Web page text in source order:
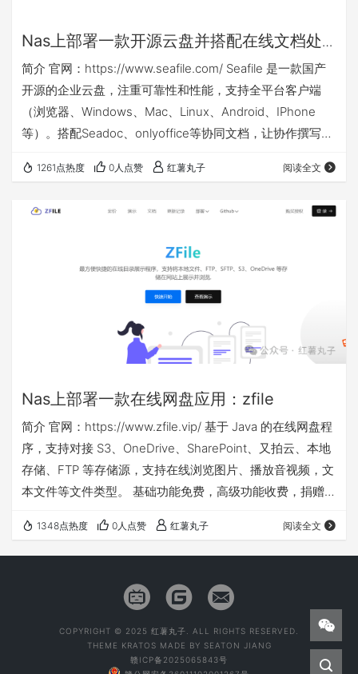
Nas上部署一款开源云盘并搭配在线文档处
理套件：seafile+onlyofficedocs
简介 官网：https://www.seafile.com/ Seafile 是一款国产
开源的企业云盘，注重可靠性和性能，支持全平台客户端
（浏览器、Windows、Mac、Linux、Android、IPhone
等）。搭配Seadoc、onlyoffice等协同文档，让协作撰写、
Nextcloud, ownCloud等，有兴趣的同学可以自己部署看
的官网，而且软件UI还是没有汉化完全，用起来还是没
1261点热度 0人点赞 红薯丸子 阅读全文
Nas上部署一款在线网盘应用：zfile
简介 官网：https://www.zfile.vip/ 基于 Java 的在线网盘程
序，支持对接 S3、OneDrive、SharePoint、又拍云、本地
存储、FTP 等存储源，支持在线浏览图片、播放音视频，文
本文件等文件类型。 基础功能免费，高级功能收费，捐赠版
docker compose环境下 其他nas需对应修改映射目录部署
登录nasip:8080，设置好用户名密码后，需要配置下存储
1348点热度 0人点赞 红薯丸子 阅读全文
COPYRIGHT © 2025 红薯丸子. ALL RIGHTS RESERVED.
THEME KRATOS MADE BY SEATON JIANG
赣ICP备2025065843号